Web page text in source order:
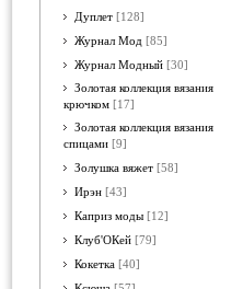
Дуплет [128]
Журнал Мод [85]
Журнал Модный [30]
Золотая коллекция вязания
крючком [17]
Золотая коллекция вязания
спицами [9]
Золушка вяжет [58]
Ирэн [43]
Каприз моды [12]
Клуб'ОКей [79]
Кокетка [40]